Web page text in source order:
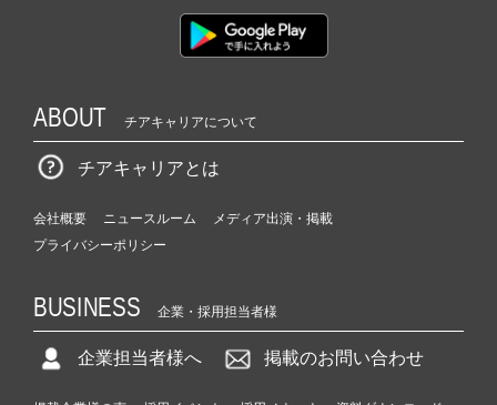
ABOUT チアキャリアについて
チアキャリアとは
会社概要 ニュースルーム
メディア出演・掲載
プライバシーポリシー
BUSINESS 企業・採用担当者様
企業担当者様へ 掲載のお問い合わせ